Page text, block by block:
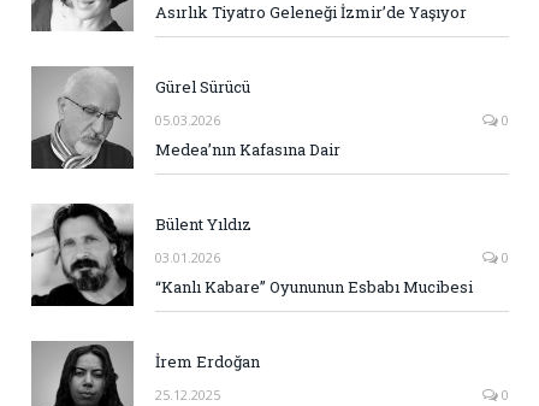
Asırlık Tiyatro Geleneği İzmir’de Yaşıyor
Gürel Sürücü
05.03.2026 0
Medea’nın Kafasına Dair
Bülent Yıldız
03.01.2026 0
“Kanlı Kabare” Oyununun Esbabı Mucibesi
İrem Erdoğan
25.12.2025 0